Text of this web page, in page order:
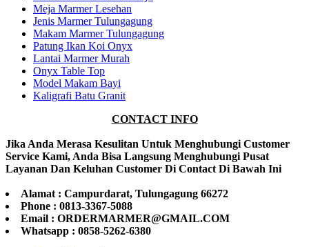
Meja Marmer Lesehan
Jenis Marmer Tulungagung
Makam Marmer Tulungagung
Patung Ikan Koi Onyx
Lantai Marmer Murah
Onyx Table Top
Model Makam Bayi
Kaligrafi Batu Granit
CONTACT INFO
Jika Anda Merasa Kesulitan Untuk Menghubungi Customer
Service Kami, Anda Bisa Langsung Menghubungi Pusat
Layanan Dan Keluhan Customer Di Contact Di Bawah Ini
Alamat : Campurdarat, Tulungagung 66272
Phone : 0813-3367-5088
Email : ORDERMARMER@GMAIL.COM
Whatsapp : 0858-5262-6380